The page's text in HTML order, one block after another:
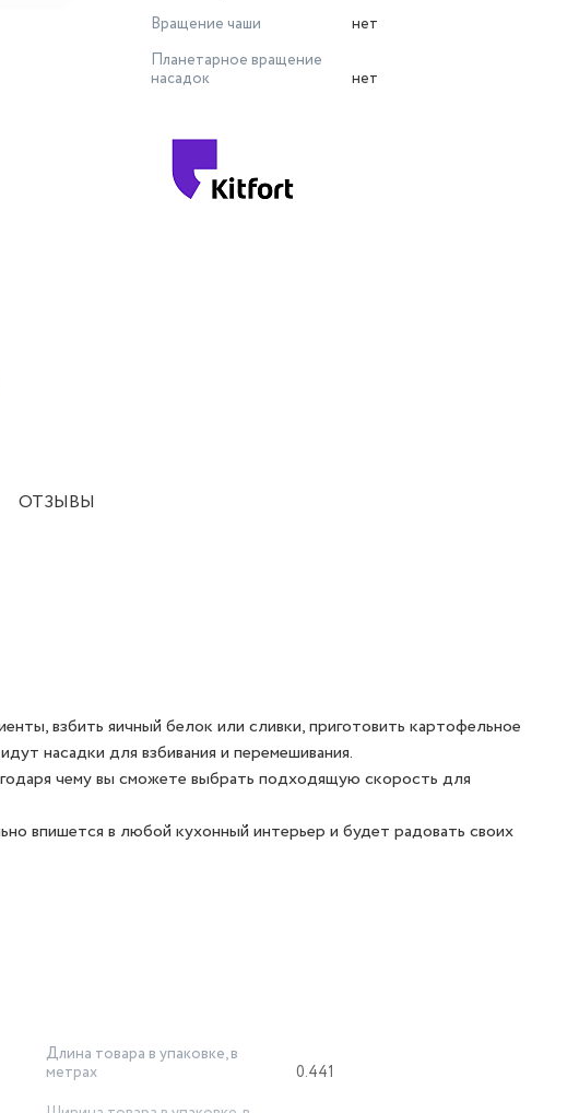
Вращение чаши
нет
Планетарное вращение
насадок
нет
ОТЗЫВЫ
взбить яичный белок или сливки, приготовить картофельное
насадки для взбивания и перемешивания.
чему вы сможете выбрать подходящую скорость для
впишется в любой кухонный интерьер и будет радовать своих
Длина товара в упаковке, в
метрах
0.441